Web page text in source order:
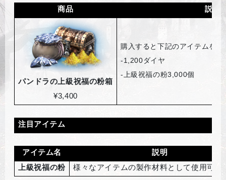
商品 説明
パンドラの上級祝福の粉箱
¥3,400
購入すると下記のアイテムを
-1,200ダイヤ
- 上級祝福の粉3,000個
注目アイテム
アイテム名
説明
上級祝福の粉
様々なアイテムの製作材料として使用可能